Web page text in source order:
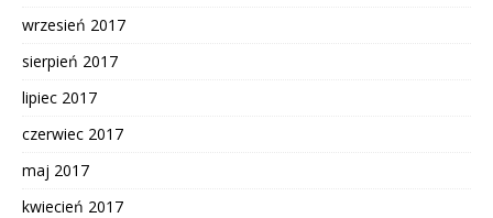
wrzesień 2017
sierpień 2017
lipiec 2017
czerwiec 2017
maj 2017
kwiecień 2017